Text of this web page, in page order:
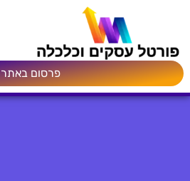
פרסום באתר